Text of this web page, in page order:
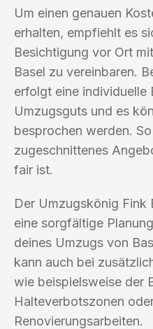
Um einen genauen
erhalten, empfiehlt es
Besichtigung vor Ort
Basel zu vereinbaren.
erfolgt eine individuelle
Umzugsguts und es
besprochen werden.
zugeschnittenes
fair ist.
Der Umzugskönig Fink
eine sorgfältige
deines Umzugs von
kann auch bei
wie beispielsweise der
Halteverbotszonen
Renovierungsarbeiten.